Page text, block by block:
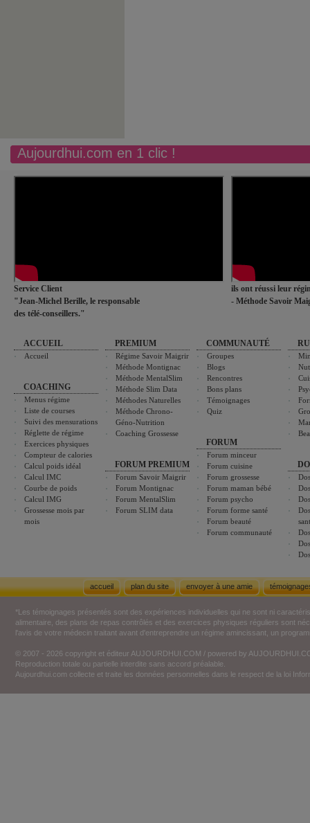
Aujourdhui.com en 1 clic !
Service Client
"Jean-Michel Berille, le responsable
des télé-conseillers."
ils ont réussi leur
- Méthode Savoir
ACCUEIL
Accueil
COACHING
Menus régime
Liste de courses
Suivi des mensurations
Réglette de régime
Exercices physiques
Compteur de calories
Calcul poids idéal
Calcul IMC
Courbe de poids
Calcul IMG
Grossesse mois par
mois
PREMIUM
Régime Savoir Maigrir
Méthode Montignac
Méthode MentalSlim
Méthode Slim Data
Méthodes Naturelles
Méthode Chrono-
Géno-Nutrition
Coaching Grossesse
FORUM PREMIUM
Forum Savoir Maigrir
Forum Montignac
Forum MentalSlim
Forum SLIM data
COMMUNAUTÉ
Groupes
Blogs
Rencontres
Bons plans
Témoignages
Quiz
FORUM
Forum minceur
Forum cuisine
Forum grossesse
Forum maman bébé
Forum psycho
Forum forme santé
Forum beauté
Forum communauté
accueil plan du site envoyer à une amie
*Les témoignages présentés sont des expériences individuelles qui ne sont ni
alimentaire, des plans de repas contrôlés et des exercices physiques réguliers sont
l'avis de votre médecin traitant avant d'entreprendre un régime amincissant, un
© 2007 - 2026 copyright et éditeur AUJOURDHUI.COM / powered by
Reproduction totale ou partielle interdite sans accord préalable.
Aujourdhui.com collecte et traite les données personnelles dans le respect de la loi